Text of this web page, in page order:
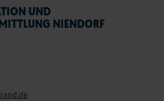
UND
NIENDORF